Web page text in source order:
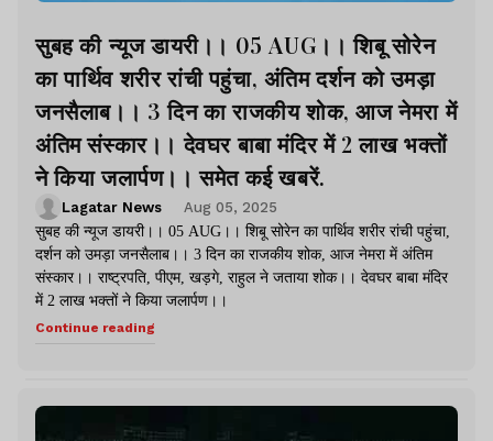
सुबह की न्यूज डायरी।। 05 AUG।। शिबू सोरेन
का पार्थिव शरीर रांची पहुंचा, अंतिम दर्शन को उमड़ा
जनसैलाब।। 3 दिन का राजकीय शोक, आज नेमरा में
अंतिम संस्कार।। देवघर बाबा मंदिर में 2 लाख भक्तों
ने किया जलार्पण।। समेत कई खबरें.
Lagatar News
Aug 05, 2025
सुबह की न्यूज डायरी।। 05 AUG।। शिबू सोरेन का पार्थिव शरीर रांची पहुंचा,
दर्शन को उमड़ा जनसैलाब।। 3 दिन का राजकीय शोक, आज नेमरा में अंतिम
संस्कार।। राष्ट्रपति, पीएम, खड़गे, राहुल ने जताया शोक।। देवघर बाबा मंदिर
में 2 लाख भक्तों ने किया जलार्पण।।
Continue reading